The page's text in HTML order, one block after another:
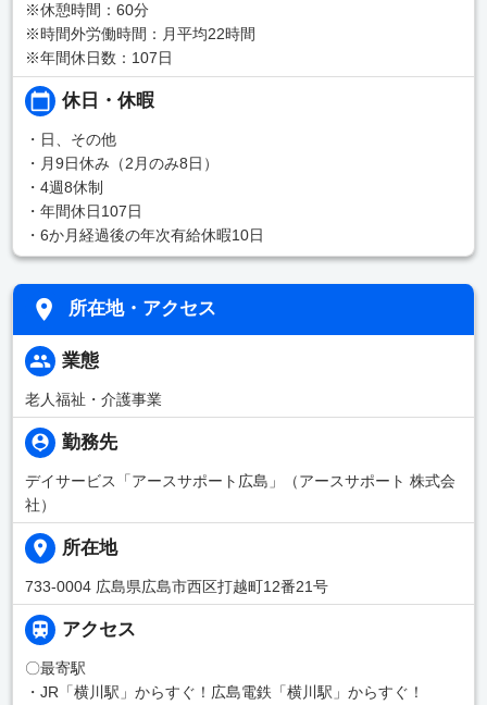
※休憩時間：60分
※時間外労働時間：月平均22時間
※年間休日数：107日
休日・休暇
・日、その他
・月9日休み（2月のみ8日）
・4週8休制
・年間休日107日
・6か月経過後の年次有給休暇10日
所在地・アクセス
業態
老人福祉・介護事業
勤務先
デイサービス「アースサポート広島」（アースサポート 株式会
社）
所在地
733-0004 広島県広島市西区打越町12番21号
アクセス
〇最寄駅
・JR「横川駅」からすぐ！広島電鉄「横川駅」からすぐ！